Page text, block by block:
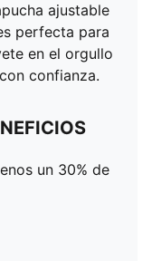
ajustable
perfecta para
en el orgullo
confianza.
un 30% de